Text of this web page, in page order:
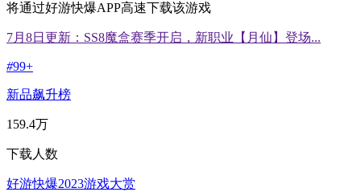
将通过好游快爆APP高速下载该游戏
7月8日更新：SS8魔盒赛季开启，新职业【月仙】登场...
#99+
新品飙升榜
159.4万
下载人数
好游快爆2023游戏大赏